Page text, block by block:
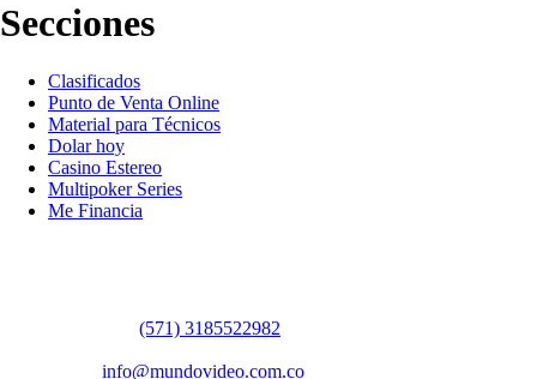
Secciones
Clasificados
Punto de Venta Online
Material para Técnicos
Dolar hoy
Casino Estereo
Multipoker Series
Me Financia
(57​​1) 3185522982
info@mundovideo.com.co